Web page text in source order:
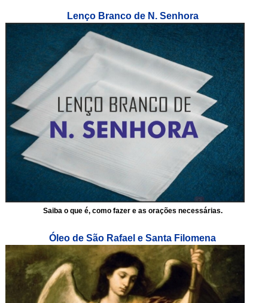
Lenço Branco de N. Senhora
Saiba o que é, como fazer e as orações necessárias.
Óleo de São Rafael e Santa Filomena